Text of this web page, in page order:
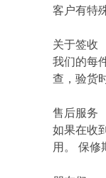
客户有特
关于签收
我们的每
查，验货
售后服务
如果在收
用。 保修